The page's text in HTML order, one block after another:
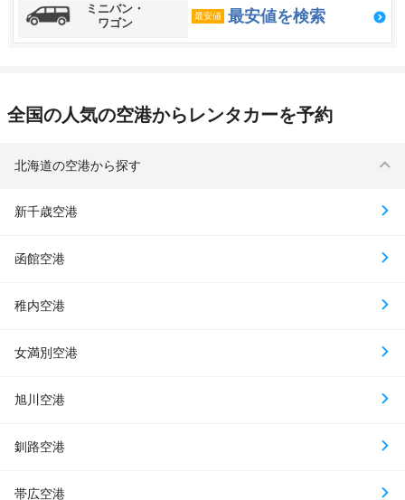
ミニバン・
ワゴン
最安値 最安値を検索
全国の人気の空港からレンタカーを予約
北海道の空港から探す
新千歳空港
函館空港
稚内空港
女満別空港
旭川空港
釧路空港
帯広空港